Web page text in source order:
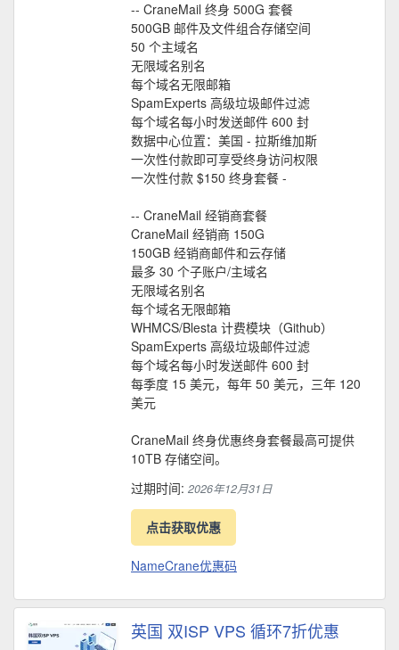
-- CraneMail 终身 500G 套餐
500GB 邮件及文件组合存储空间
50 个主域名
无限域名别名
每个域名无限邮箱
SpamExperts 高级垃圾邮件过滤
每个域名每小时发送邮件 600 封
数据中心位置：美国 - 拉斯维加斯
一次性付款即可享受终身访问权限
一次性付款 $150 终身套餐 -
-- CraneMail 经销商套餐
CraneMail 经销商 150G
150GB 经销商邮件和云存储
最多 30 个子账户/主域名
无限域名别名
每个域名无限邮箱
WHMCS/Blesta 计费模块（Github）
SpamExperts 高级垃圾邮件过滤
每个域名每小时发送邮件 600 封
每季度 15 美元，每年 50 美元，三年 120
美元
CraneMail 终身优惠终身套餐最高可提供
10TB 存储空间。
过期时间: 2026年12月31日
点击获取优惠
NameCrane优惠码
英国 双ISP VPS 循环7折优惠